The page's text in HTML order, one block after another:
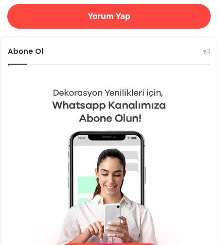
Yorum Yap
Abone Ol